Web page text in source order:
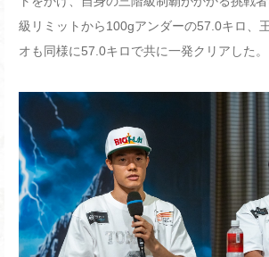
級リミットから100gアンダーの57.0キロ、
オも同様に57.0キロで共に一発クリアした。